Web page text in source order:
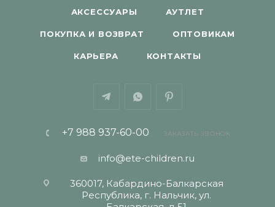
АКСЕССУАРЫ АУТЛЕТ
ПОКУПКА И ВОЗВРАТ ОПТОВИКАМ
КАРЬЕРА КОНТАКТЫ
+7 988 937-60-00 ЗАКАЗАТЬ ЗВОНОК
info@ete-children.ru
360017, Кабардино-Балкарская
Республика, г. Нальчик, ул.